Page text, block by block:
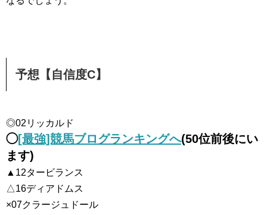
予想【自信度C】
◎02リッカルド
◯[最強]競馬ブログランキングへ(50位前後にい
ます)
▲12タービランス
△16ディアドムス
×07クラージュドール